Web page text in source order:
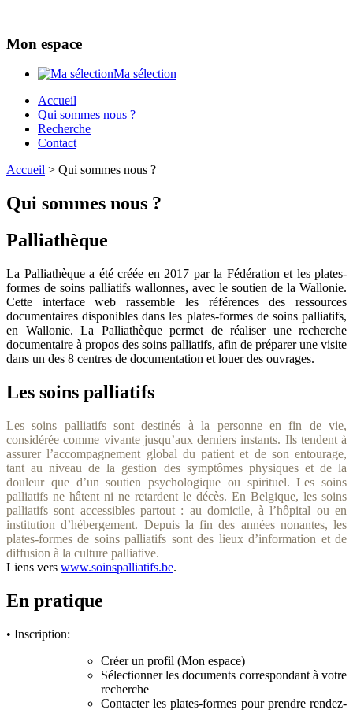
Mon espace
Ma sélection
Accueil
Qui sommes nous ?
Recherche
Contact
Accueil > Qui sommes nous ?
Qui sommes nous ?
Palliathèque
La Palliathèque a été créée en 2017 par la Fédération et les plates-
formes de soins palliatifs wallonnes, avec le soutien de la Wallonie.
Cette interface web rassemble les références des ressources
documentaires disponibles dans les plates-formes de soins palliatifs,
en Wallonie. La Palliathèque permet de réaliser une recherche
documentaire à propos des soins palliatifs, afin de préparer une visite
dans un des 8 centres de documentation et louer des ouvrages.
Les soins palliatifs
Les soins palliatifs sont destinés à la personne en fin de vie,
considérée comme vivante jusqu’aux derniers instants. Ils tendent à
assurer l’accompagnement global du patient et de son entourage,
tant au niveau de la gestion des symptômes physiques et de la
douleur que d’un soutien psychologique ou spirituel. Les soins
palliatifs ne hâtent ni ne retardent le décès. En Belgique, les soins
palliatifs sont accessibles partout : au domicile, à l’hôpital ou en
institution d’hébergement. Depuis la fin des années nonantes, les
plates-formes de soins palliatifs sont des lieux d’information et de
diffusion à la culture palliative.
Liens vers www.soinspalliatifs.be.
En pratique
• Inscription:
Créer un profil (Mon espace)
Sélectionner les documents correspondant à votre
recherche
Contacter les plates-formes pour prendre rendez-